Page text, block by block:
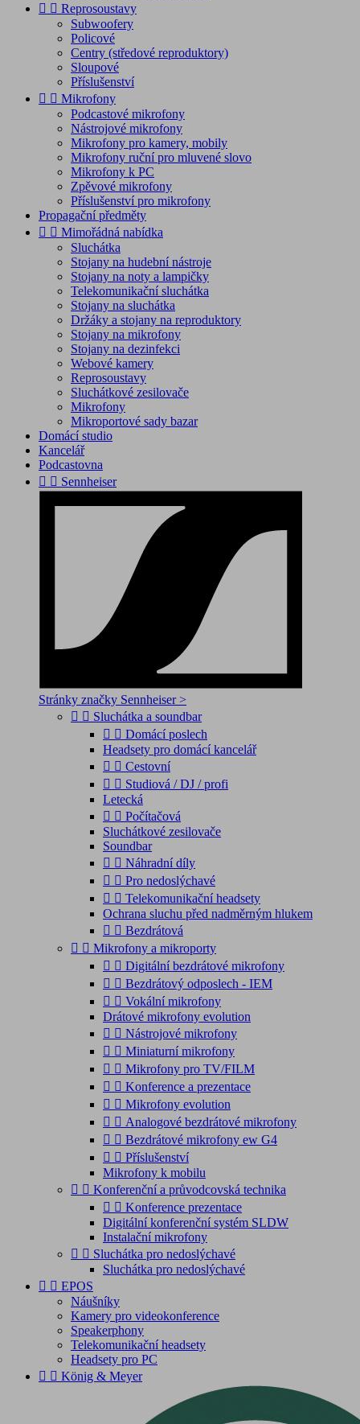
  Reprosoustavy
Subwoofery
Policové
Centry (středové reproduktory)
Sloupové
Příslušenství
  Mikrofony
Podcastové mikrofony
Nástrojové mikrofony
Mikrofony pro kamery, mobily
Mikrofony ruční pro mluvené slovo
Mikrofony k PC
Zpěvové mikrofony
Příslušenství pro mikrofony
Propagační předměty
  Mimořádná nabídka
Sluchátka
Stojany na hudební nástroje
Stojany na noty a lampičky
Telekomunikační sluchátka
Stojany na sluchátka
Držáky a stojany na reproduktory
Stojany na mikrofony
Stojany na dezinfekci
Webové kamery
Reprosoustavy
Sluchátkové zesilovače
Mikrofony
Mikroportové sady bazar
Domácí studio
Kancelář
Podcastovna
  Sennheiser
Stránky značky Sennheiser >
  Sluchátka a soundbar
  Domácí poslech
Headsety pro domácí kancelář
  Cestovní
  Studiová / DJ / profi
Letecká
  Počítačová
Sluchátkové zesilovače
Soundbar
  Náhradní díly
  Pro nedoslýchavé
  Telekomunikační headsety
Ochrana sluchu před nadměrným hlukem
  Bezdrátová
  Mikrofony a mikroporty
  Digitální bezdrátové mikrofony
  Bezdrátový odposlech - IEM
  Vokální mikrofony
Drátové mikrofony evolution
  Nástrojové mikrofony
  Miniaturní mikrofony
  Mikrofony pro TV/FILM
  Konference a prezentace
  Mikrofony evolution
  Analogové bezdrátové mikrofony
  Bezdrátové mikrofony ew G4
  Příslušenství
Mikrofony k mobilu
  Konferenční a průvodcovská technika
  Konference prezentace
Digitální konferenční systém SLDW
Instalační mikrofony
  Sluchátka pro nedoslýchavé
Sluchátka pro nedoslýchavé
  EPOS
Náušníky
Kamery pro videokonference
Speakerphony
Telekomunikační headsety
Headsety pro PC
  König & Meyer